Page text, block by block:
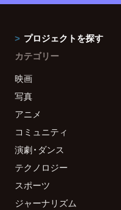
プロジェクトを探す
カテゴリー
映画
写真
アニメ
コミュニティ
演劇・ダンス
テクノロジー
スポーツ
ジャーナリズム